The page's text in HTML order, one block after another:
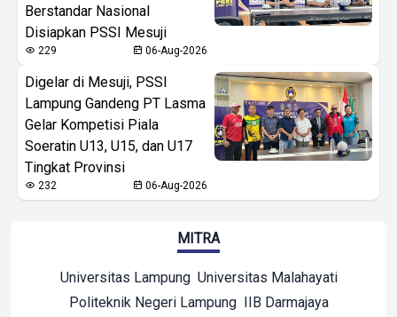
Berstandar Nasional
Disiapkan PSSI Mesuji
229 06-Aug-2026
Digelar di Mesuji, PSSI
Lampung Gandeng PT Lasma
Gelar Kompetisi Piala
Soeratin U13, U15, dan U17
Tingkat Provinsi
232 06-Aug-2026
MITRA
Universitas Lampung Universitas Malahayati
Politeknik Negeri Lampung IIB Darmajaya